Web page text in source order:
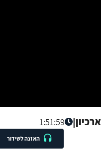
ארכיון|
1:51:59
האזנה לשידור